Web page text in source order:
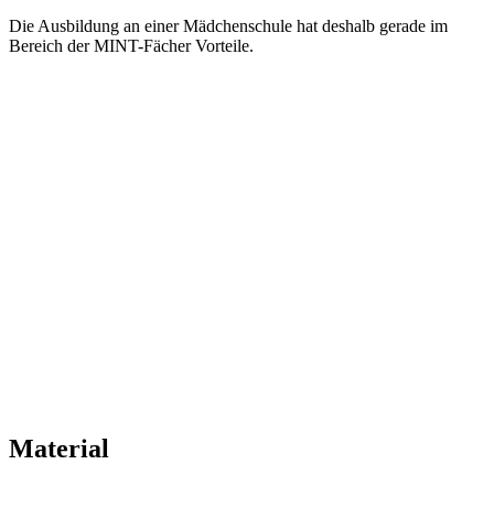
Die Ausbildung an einer Mädchenschule hat deshalb gerade im
Bereich der MINT-Fächer Vorteile.
Material